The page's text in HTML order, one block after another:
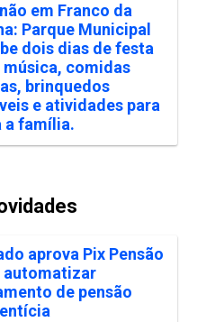
em Franco da
Parque Municipal
dois dias de festa
música, comidas
brinquedos
e atividades para
a família.
aprova Pix Pensão
automatizar
de pensão